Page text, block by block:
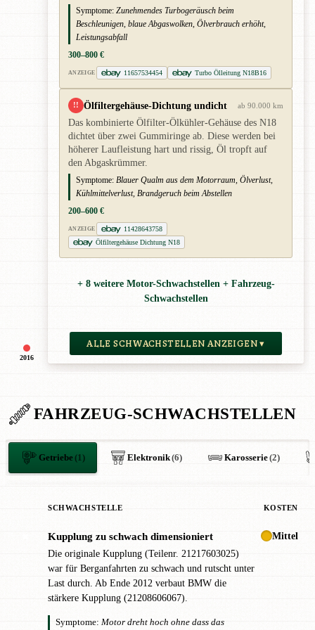
2016
Symptome: Zunehmendes Turbogeräusch beim
Beschleunigen, blaue Abgaswolken, Ölverbrauch erhöht,
Leistungsabfall
300–800 €
ANZEIGE 11657534454 Turbo Ölleitung N18B16
!! Ölfiltergehäuse-Dichtung undicht ab 90.000 km
Das kombinierte Ölfilter-Ölkühler-Gehäuse des N18
dichtet über zwei Gummiringe ab. Diese werden bei
höherer Laufleistung hart und rissig, Öl tropft auf
den Abgaskrümmer.
Symptome: Blauer Qualm aus dem Motorraum, Ölverlust,
Kühlmittelverlust, Brandgeruch beim Abstellen
200–600 €
ANZEIGE
11428643758
Ölfiltergehäuse Dichtung N18
+ 8 weitere Motor-Schwachstellen + Fahrzeug-
Schwachstellen
ALLE SCHWACHSTELLEN ANZEIGEN ▾
FAHRZEUG-SCHWACHSTELLEN
Getriebe(1) Elektronik(6) Karosserie(2)
SCHWACHSTELLE KOSTEN
Kupplung zu schwach dimensioniert
Die originale Kupplung (Teilenr. 21217603025)
war für Berganfahrten zu schwach und rutscht unter
Last durch. Ab Ende 2012 verbaut BMW die
stärkere Kupplung (21208606067).
Symptome: Motor dreht hoch ohne dass das
Mittel